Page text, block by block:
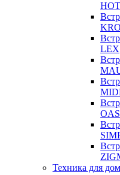
LEX
Техника для